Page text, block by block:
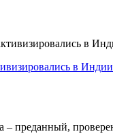
в Индии